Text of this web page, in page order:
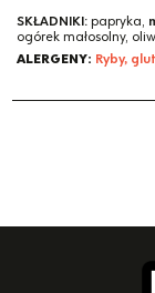
SKŁADNIKI: papryka,
ogórek małosolny,
ALERGENY: Ryby,